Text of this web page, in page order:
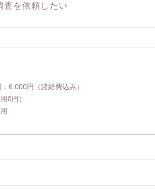
査を依頼したい
6,000円 （諸経費込み）
0円）